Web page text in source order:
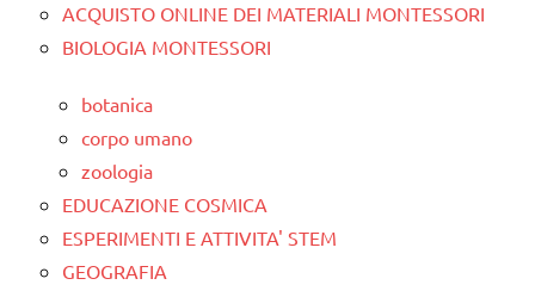
ACQUISTO ONLINE DEI MATERIALI MONTESSORI
BIOLOGIA MONTESSORI
botanica
corpo umano
zoologia
EDUCAZIONE COSMICA
ESPERIMENTI E ATTIVITA' STEM
GEOGRAFIA